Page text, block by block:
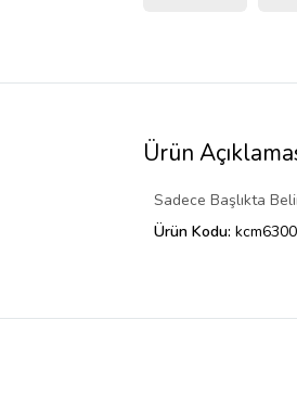
Ürün
Sadece Başlıkta
Ürün Kodu: